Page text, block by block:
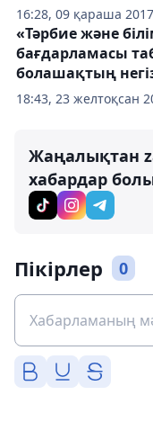
16:28, 09 қараша 2017
18:43, 23 желтоқсан
«Тәрбие және
бағдарламасы
болашақтың
Жаңалықтан
хабардар
Пікірлер 0